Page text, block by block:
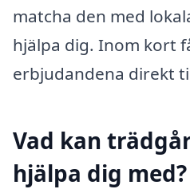
matcha den med
hjälpa dig. Inom kort
erbjudandena direkt
Vad kan
hjälpa dig med?